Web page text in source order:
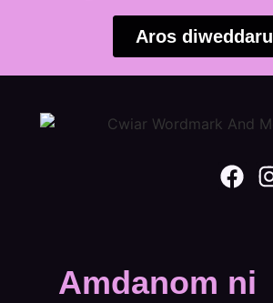
Aros diweddaru
Amdanom ni